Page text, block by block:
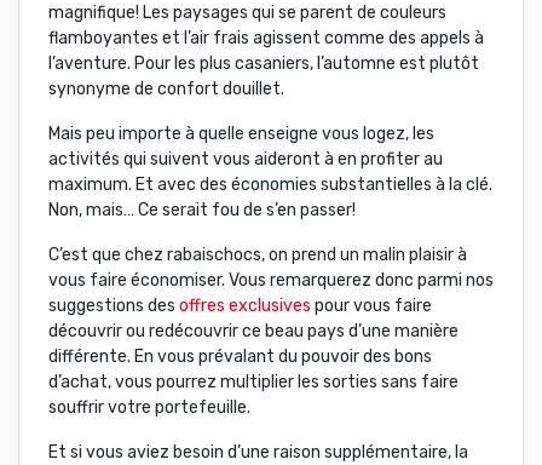
magnifique! Les paysages qui se parent de couleurs
flamboyantes et l’air frais agissent comme des appels à
l’aventure. Pour les plus casaniers, l’automne est plutôt
synonyme de confort douillet.
Mais peu importe à quelle enseigne vous logez, les
activités qui suivent vous aideront à en profiter au
maximum. Et avec des économies substantielles à la clé.
Non, mais… Ce serait fou de s’en passer!
C’est que chez rabaischocs, on prend un malin plaisir à
vous faire économiser. Vous remarquerez donc parmi nos
suggestions des offres exclusives pour vous faire
découvrir ou redécouvrir ce beau pays d’une manière
différente. En vous prévalant du pouvoir des bons
d’achat, vous pourrez multiplier les sorties sans faire
souffrir votre portefeuille.
Et si vous aviez besoin d’une raison supplémentaire, la